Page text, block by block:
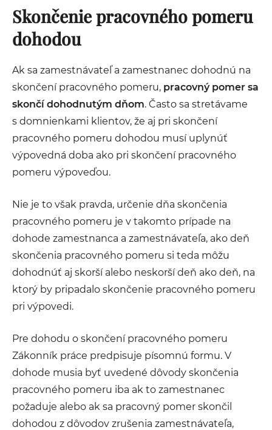
Skončenie pracovného pomeru
dohodou
Ak sa zamestnávateľ a zamestnanec dohodnú na
skončení pracovného pomeru, pracovný pomer sa
skončí dohodnutým dňom. Často sa stretávame
s domnienkami klientov, že aj pri skončení
pracovného pomeru dohodou musí uplynúť
výpovedná doba ako pri skončení pracovného
pomeru výpoveďou.
Nie je to však pravda, určenie dňa skončenia
pracovného pomeru je v takomto prípade na
dohode zamestnanca a zamestnávateľa, ako deň
skončenia pracovného pomeru si teda môžu
dohodnúť aj skorší alebo neskorší deň ako deň, na
ktorý by pripadalo skončenie pracovného pomeru
pri výpovedi.
Pre dohodu o skončení pracovného pomeru
Zákonník práce predpisuje písomnú formu. V
dohode musia byť uvedené dôvody skončenia
pracovného pomeru iba ak to zamestnanec
požaduje alebo ak sa pracovný pomer skončil
dohodou z dôvodov zrušenia zamestnávateľa,